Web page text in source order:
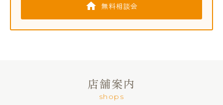
無料相談会
店舗案内
shops